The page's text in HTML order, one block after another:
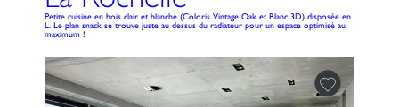
Petite cuisine en bois clair et blanche (Coloris Vintage Oak et Blanc 3D) disposée en
L. Le plan snack se trouve juste au dessus du radiateur pour un espace optimisé au
maximum !